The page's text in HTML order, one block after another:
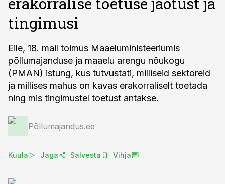
tingimusi
Eile, 18. mail toimus Maaeluministeeriumis
põllumajanduse ja maaelu arengu nõukogu
(PMAN) istung, kus tutvustati, milliseid sektoreid
ja millises mahus on kavas erakorraliselt toetada
ning mis tingimustel toetust antakse.
Põllumajandus.ee
Kuula Jaga Salvesta Vihja